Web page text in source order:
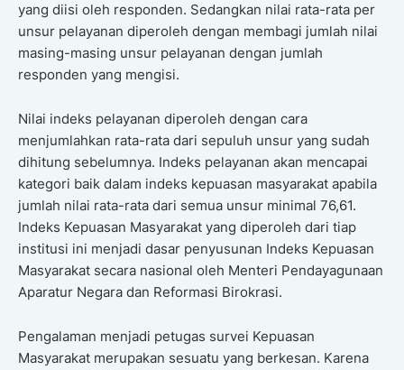
yang diisi oleh responden. Sedangkan nilai rata-rata per
unsur pelayanan diperoleh dengan membagi jumlah nilai
masing-masing unsur pelayanan dengan jumlah
responden yang mengisi.
Nilai indeks pelayanan diperoleh dengan cara
menjumlahkan rata-rata dari sepuluh unsur yang sudah
dihitung sebelumnya. Indeks pelayanan akan mencapai
kategori baik dalam indeks kepuasan masyarakat apabila
jumlah nilai rata-rata dari semua unsur minimal 76,61.
Indeks Kepuasan Masyarakat yang diperoleh dari tiap
institusi ini menjadi dasar penyusunan Indeks Kepuasan
Masyarakat secara nasional oleh Menteri Pendayagunaan
Aparatur Negara dan Reformasi Birokrasi.
Pengalaman menjadi petugas survei Kepuasan
Masyarakat merupakan sesuatu yang berkesan. Karena